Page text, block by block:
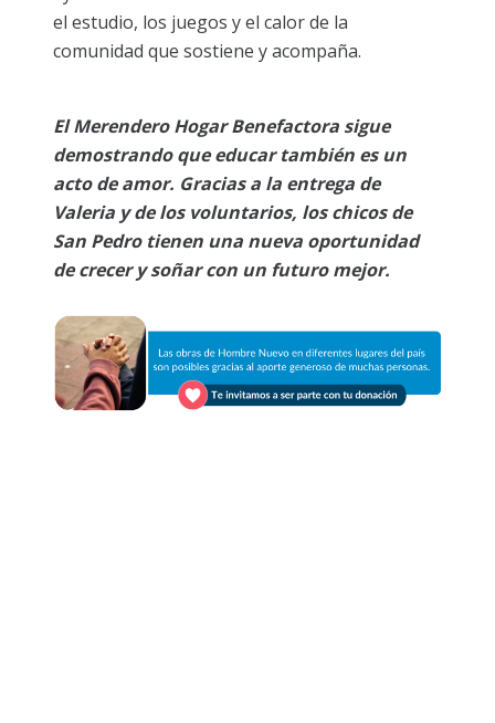
el estudio, los juegos y el calor de la
comunidad que sostiene y acompaña.
El Merendero Hogar Benefactora sigue
demostrando que educar también es un
acto de amor. Gracias a la entrega de
Valeria y de los voluntarios, los chicos de
San Pedro tienen una nueva oportunidad
de crecer y soñar con un futuro mejor.